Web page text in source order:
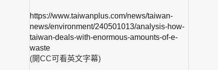
https://www.taiwanplus.com/news/taiwan-
news/environment/240501013/analysis-how-
taiwan-deals-with-enormous-amounts-of-e-
waste
(開CC可看英文字幕)